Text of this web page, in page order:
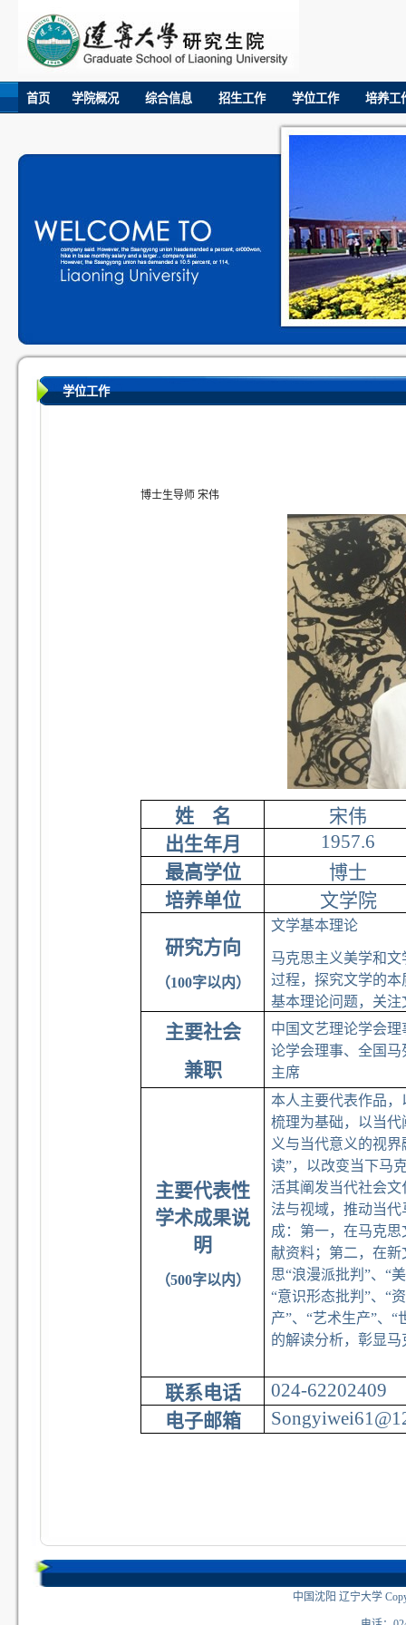
首页 学院概况 综合信息 招生工作 学位工作 培养工
学位工作
博士生导师 宋伟
姓 名
宋伟
出生年月
1957.6
最高学位
博士
培养单位
文学院
研究方向
（100字以内）
文学基本理论
马克思主义美学和
过程，探究文学的
基本理论问题，关
主要社会
兼职
中国文艺理论学会
论学会理事、全国
主席
主要代表性
学术成果说
明
（500字以内）
本人主要代表作品，
梳理为基础，以当代
义与当代意义的视
读”，以改变当下马
活其阐发当代社会
法与视域，推动当
成：第一，在马克
献资料；第二，在
思“浪漫派批判”、“
“意识形态批判”、“
产”、“艺术生产”、
的解读分析，彰显
联系电话
024-62202409
电子邮箱
中国沈阳 辽宁大学